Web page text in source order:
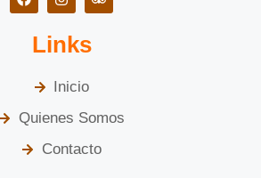
Links
Inicio
Quienes Somos
Contacto